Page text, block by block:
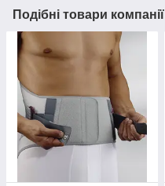
Подібні товари компанії